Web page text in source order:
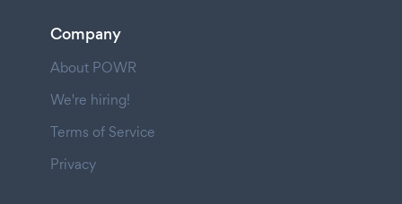
Company
About POWR
We're hiring!
Terms of Service
Privacy